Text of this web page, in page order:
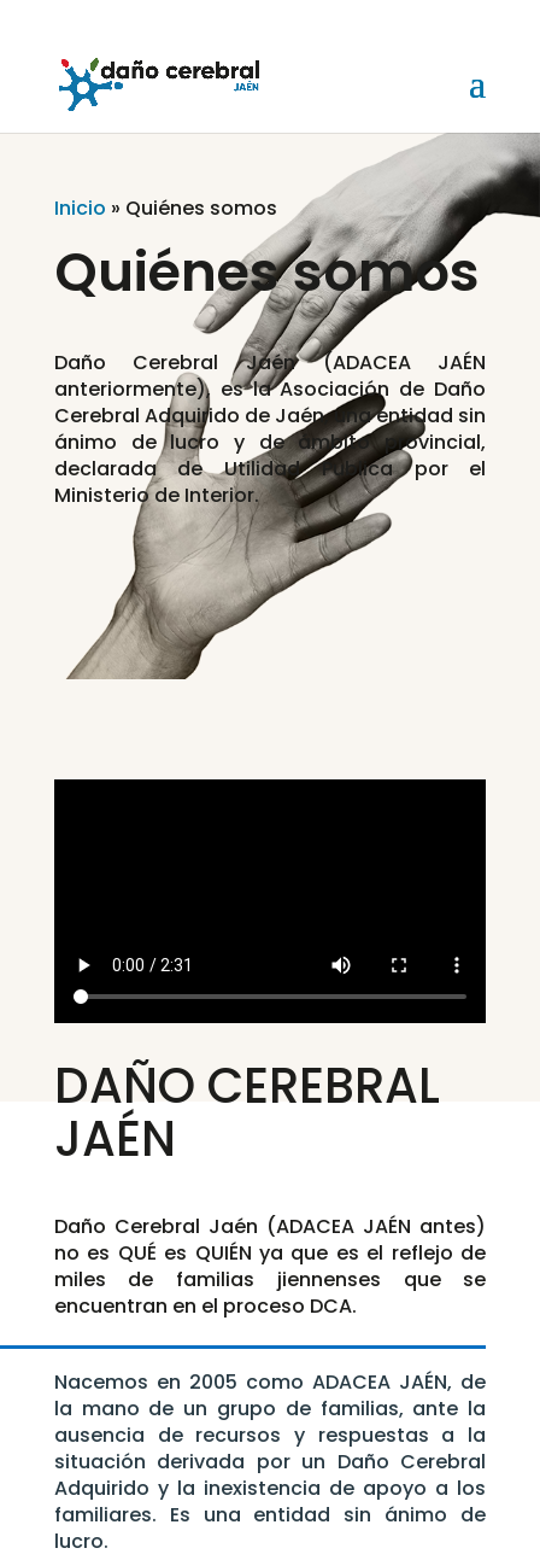
Inicio » Quiénes somos
Quiénes somos
Daño Cerebral Jaén (ADACEA JAÉN
anteriormente), es la Asociación de Daño
Cerebral Adquirido de Jaén, una entidad sin
ánimo de lucro y de ámbito provincial,
declarada de Utilidad Publica por el
Ministerio de Interior.
DAÑO CEREBRAL
JAÉN
Daño Cerebral Jaén (ADACEA JAÉN antes)
no es QUÉ es QUIÉN ya que es el reflejo de
miles de familias jiennenses que se
encuentran en el proceso DCA.
Nacemos en 2005 como ADACEA JAÉN, de
la mano de un grupo de familias, ante la
ausencia de recursos y respuestas a la
situación derivada por un Daño Cerebral
Adquirido y la inexistencia de apoyo a los
familiares. Es una entidad sin ánimo de
lucro.